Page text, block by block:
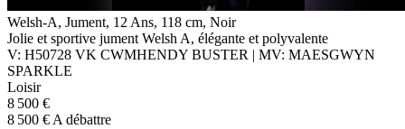
Welsh-A, Jument, 12 Ans, 118 cm, Noir
Jolie et sportive jument Welsh A, élégante et polyvalente
V: H50728 VK CWMHENDY BUSTER | MV: MAESGWYN
SPARKLE
Loisir
8 500 €
8 500 € A débattre